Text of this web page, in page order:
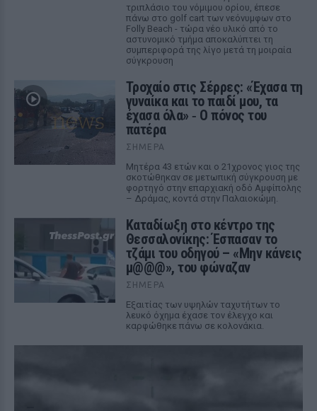
τριπλάσιο του νόμιμου ορίου, έπεσε
πάνω στο golf cart των νεόνυμφων στο
Folly Beach - τώρα νέο υλικό από το
αστυνομικό τμήμα αποκαλύπτει τη
συμπεριφορά της λίγο μετά τη μοιραία
σύγκρουση
Τροχαίο στις Σέρρες: «Έχασα τη
γυναίκα και το παιδί μου, τα
έχασα όλα» ‑ Ο πόνος του
πατέρα
ΣΉΜΕΡΑ
Μητέρα 43 ετών και ο 21χρονος γιος της
σκοτώθηκαν σε μετωπική σύγκρουση με
φορτηγό στην επαρχιακή οδό Αμφίπολης
– Δράμας, κοντά στην Παλαιοκώμη.
Καταδίωξη στο κέντρο της
Θεσσαλονίκης: Έσπασαν το
τζάμι του οδηγού – «Μην κάνεις
μ@@@», του φώναζαν
ΣΉΜΕΡΑ
Εξαιτίας των υψηλών ταχυτήτων το
λευκό όχημα έχασε τον έλεγχο και
καρφώθηκε πάνω σε κολονάκια.